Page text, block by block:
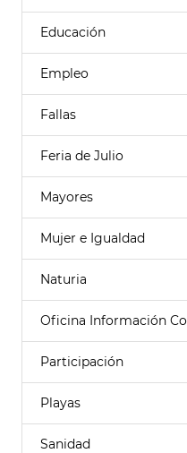
Educación
Empleo
Fallas
Feria de Julio
Mayores
Mujer e Igualdad
Naturia
Oficina Información
Participación
Playas
Sanidad